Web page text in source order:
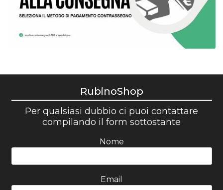
RubinoShop
Per qualsiasi dubbio ci puoi contattare
compilando il form sottostante
Nome
Email